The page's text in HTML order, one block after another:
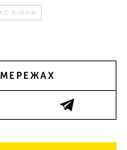
ВІЙНИ